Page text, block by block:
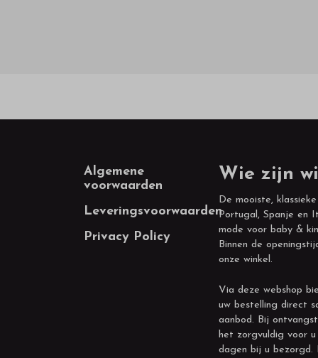
Footer
Algemene
voorwaarden
Leveringsvoorwaarden
Privacy Policy
Wie zijn
De mooiste,
Portugal, Spanje en
mode voor baby &
Binnen de
onze winkel.
Via deze webshop
uw bestelling direct
aanbod. Bij
het zorgvuldig voor
dagen bij u